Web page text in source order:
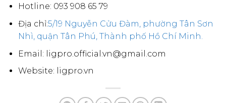
Hotline: 093 908 65 79
Địa chỉ:5/19 Nguyễn Cửu Đàm, phường Tân Sơn
Nhì, quận Tân Phú, Thành phố Hồ Chí Minh.
Email: ligpro.official.vn@gmail.com
Website: ligpro.vn